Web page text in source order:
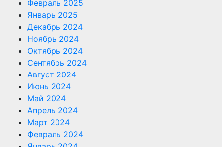
Февраль 2025
Январь 2025
Декабрь 2024
Ноябрь 2024
Октябрь 2024
Сентябрь 2024
Август 2024
Июнь 2024
Май 2024
Апрель 2024
Март 2024
Февраль 2024